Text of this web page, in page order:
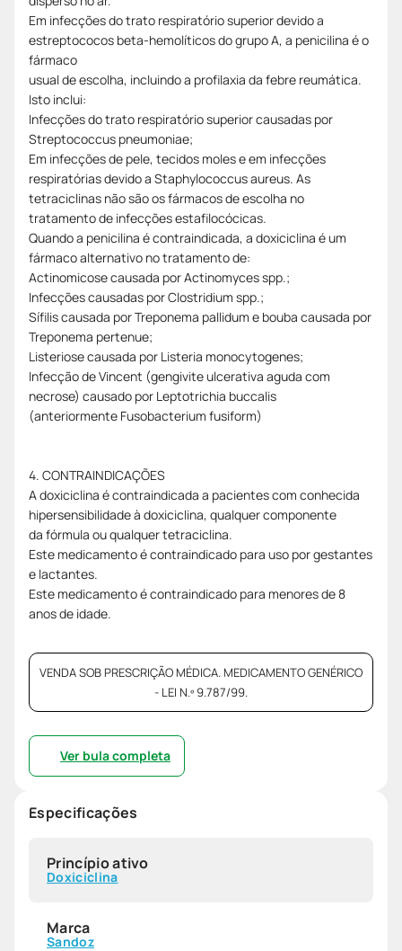
Em infecções do trato respiratório superior devido a
estreptococos beta-hemolíticos do grupo A, a penicilina é o
fármaco
usual de escolha, incluindo a profilaxia da febre reumática.
Isto inclui:
Infecções do trato respiratório superior causadas por
Streptococcus pneumoniae;
Em infecções de pele, tecidos moles e em infecções
respiratórias devido a Staphylococcus aureus. As
tetraciclinas não são os fármacos de escolha no
tratamento de infecções estafilocócicas.
Quando a penicilina é contraindicada, a doxiciclina é um
fármaco alternativo no tratamento de:
Actinomicose causada por Actinomyces spp.;
Infecções causadas por Clostridium spp.;
Sífilis causada por Treponema pallidum e bouba causada por
Treponema pertenue;
Listeriose causada por Listeria monocytogenes;
Infecção de Vincent (gengivite ulcerativa aguda com
necrose) causado por Leptotrichia buccalis
(anteriormente Fusobacterium fusiform)
4. CONTRAINDICAÇÕES
A doxiciclina é contraindicada a pacientes com conhecida
hipersensibilidade à doxiciclina, qualquer componente
da fórmula ou qualquer tetraciclina.
Este medicamento é contraindicado para uso por gestantes
e lactantes.
Este medicamento é contraindicado para menores de 8
anos de idade.
VENDA SOB PRESCRIÇÃO MÉDICA. MEDICAMENTO GENÉRICO
- LEI N.º 9.787/99.
Ver bula completa
Especificações
Princípio ativo
Doxiciclina
Marca
Sandoz